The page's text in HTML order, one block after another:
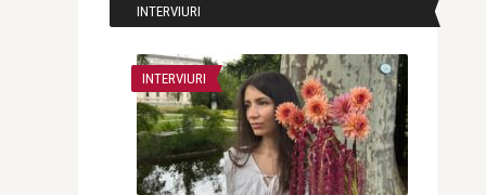
INTERVIURI
INTERVIURI